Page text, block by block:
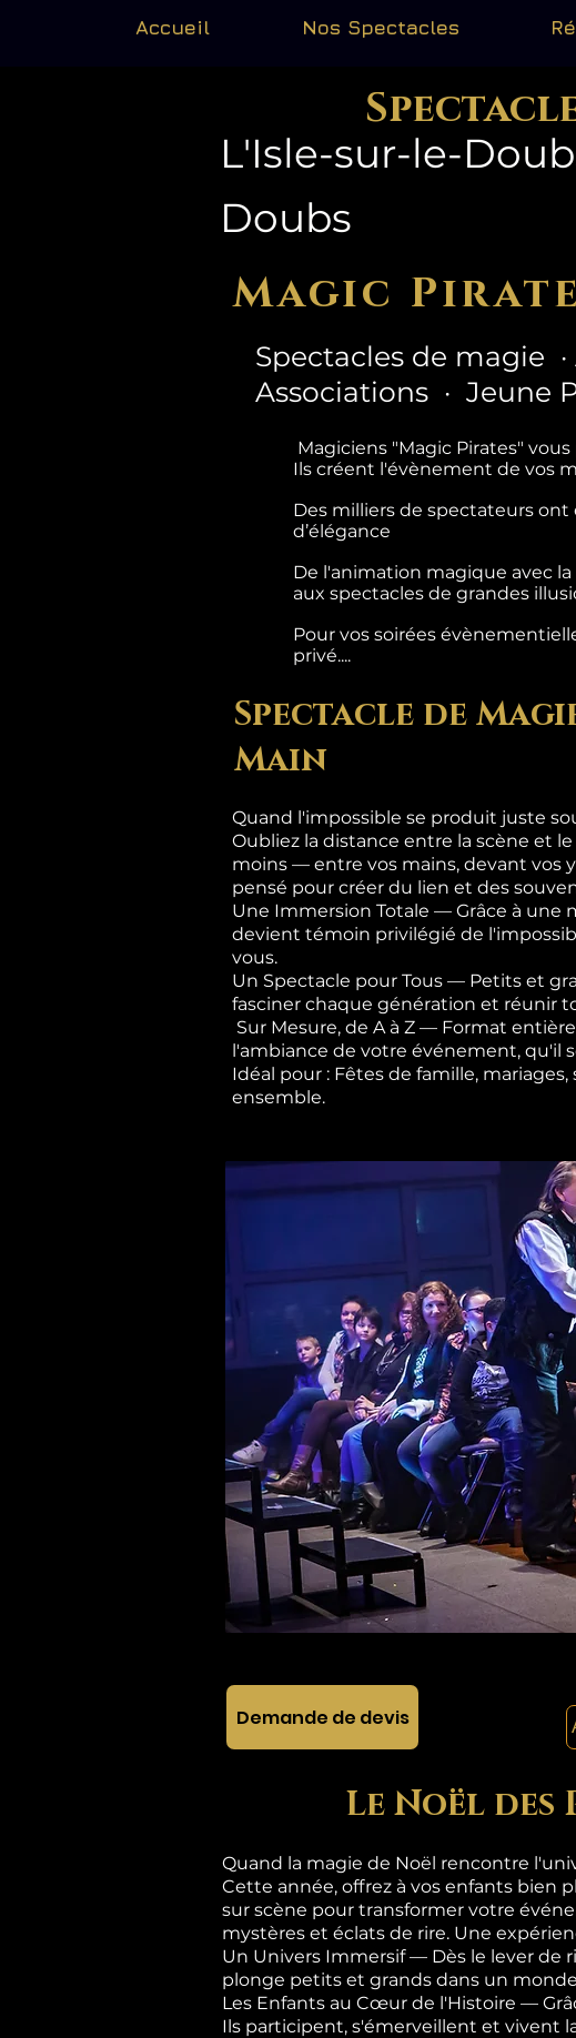
Accueil Nos Spectacles
L'Isle-sur-le-
Doubs
Magic
Spectacles de magie
Associations · Jeune
Magiciens "Magic Pirates"
Ils créent l'évènement de vos
Des milliers de spectateurs
d’élégance
De l'animation magique avec
aux spectacles de grandes
Pour vos soirées
privé....
Spectacle de
Main
Quand l'impossible se produit juste
Oubliez la distance entre la scène et
moins — entre vos mains, devant vos
pensé pour créer du lien et des
Une Immersion Totale — Grâce à une
devient témoin privilégié de
vous.
Un Spectacle pour Tous — Petits et
fasciner chaque génération et réunir
Sur Mesure, de A à Z — Format
l'ambiance de votre événement, qu'il
Idéal pour : Fêtes de famille,
ensemble.
Demande de devis
Le Noël des
Quand la magie de Noël rencontre
Cette année, offrez à vos enfants bien
sur scène pour transformer votre
mystères et éclats de rire. Une
Un Univers Immersif — Dès le lever de
plonge petits et grands dans un
Les Enfants au Cœur de l'Histoire —
Ils participent, s'émerveillent et vivent